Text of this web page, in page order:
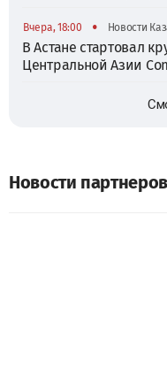
Вчера, 18:00 • Новости
В Астане стартовал
Центральной Азии
Новости партнеров